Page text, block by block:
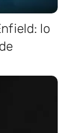
lo